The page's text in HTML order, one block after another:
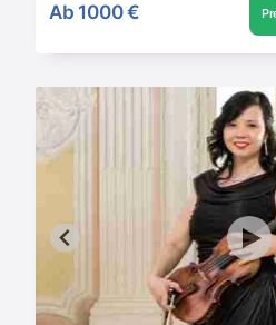
Ab 1000 €